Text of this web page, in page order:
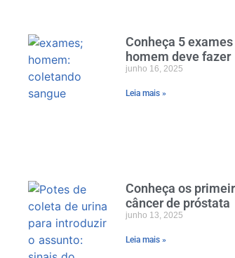
Conheça 5
homem deve fazer
junho 16, 2025
Leia mais »
Conheça os
câncer de próstata
junho 13, 2025
Leia mais »